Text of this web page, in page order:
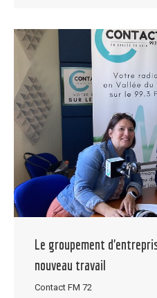
Le groupement
nouveau travail
Contact FM 72